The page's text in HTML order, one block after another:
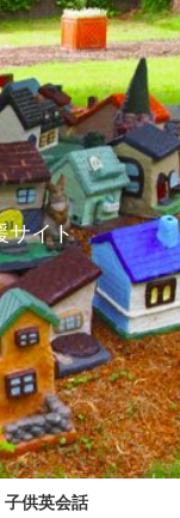
サイト
子供英会話